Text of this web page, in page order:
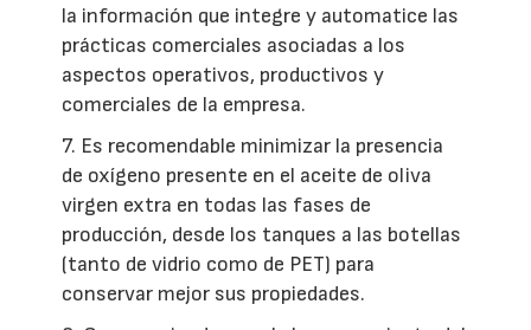
la información que integre y automatice las
prácticas comerciales asociadas a los
aspectos operativos, productivos y
comerciales de la empresa.
7. Es recomendable minimizar la presencia
de oxígeno presente en el aceite de oliva
virgen extra en todas las fases de
producción, desde los tanques a las botellas
(tanto de vidrio como de PET) para
conservar mejor sus propiedades.